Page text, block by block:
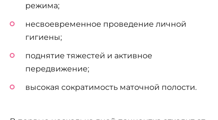
режима;
несвоевременное проведение личной
гигиены;
поднятие тяжестей и активное
передвижение;
высокая сократимость маточной полости.